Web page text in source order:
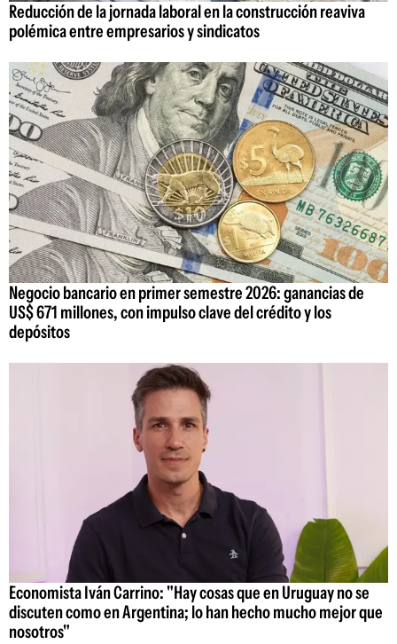
Reducción de la jornada laboral en la construcción reaviva
polémica entre empresarios y sindicatos
Negocio bancario en primer semestre 2026: ganancias de
US$ 671 millones, con impulso clave del crédito y los
depósitos
Economista Iván Carrino: "Hay cosas que en Uruguay no se
discuten como en Argentina; lo han hecho mucho mejor que
nosotros"